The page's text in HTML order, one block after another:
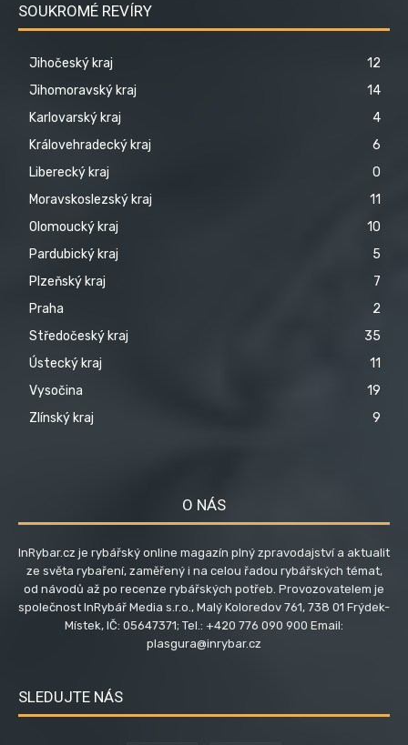
SOUKROMÉ REVÍRY
Jihočeský kraj
12
Jihomoravský kraj
14
Karlovarský kraj
4
Královehradecký kraj
6
Liberecký kraj
0
Moravskoslezský kraj
11
Olomoucký kraj
10
Pardubický kraj
5
Plzeňský kraj
7
Praha
2
Středočeský kraj
35
Ústecký kraj
11
Vysočina
19
Zlínský kraj
9
O NÁS
InRybar.cz je rybářský online magazín plný zpravodajství a aktualit
ze světa rybaření, zaměřený i na celou řadou rybářských témat,
od návodů až po recenze rybářských potřeb. Provozovatelem je
společnost InRybář Media s.r.o., Malý Koloredov 761, 738 01 Frýdek-
Místek, IČ: 05647371; Tel.: +420 776 090 900 Email:
plasgura@inrybar.cz
SLEDUJTE NÁS